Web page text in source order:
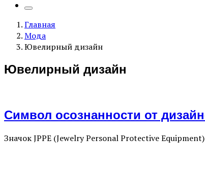
Главная
Мода
Ювелирный дизайн
Ювелирный дизайн
Символ осознанности от
Значок JPPE (Jewelry Personal Protective